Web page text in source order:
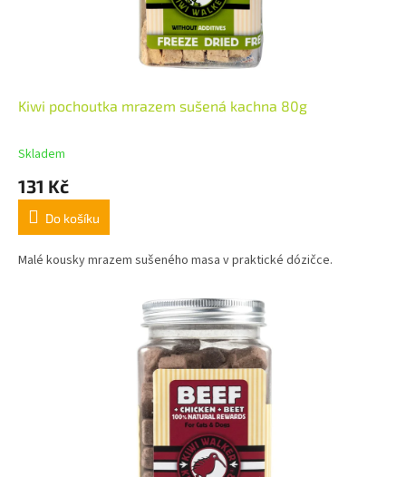
Kiwi pochoutka mrazem sušená kachna 80g
Skladem
131 Kč
Do košíku
Malé kousky mrazem sušeného masa v praktické dózičce.